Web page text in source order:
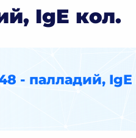
IgE кол.
- палладий, IgE